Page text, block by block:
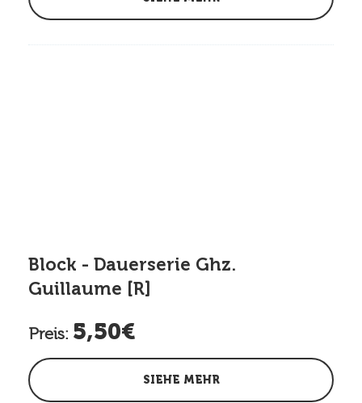
Block - Dauerserie Ghz.
Guillaume [R]
Preis: 5,50€
SIEHE MEHR